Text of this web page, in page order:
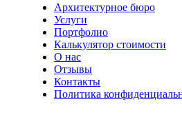
Архитектурное бюро
Услуги
Портфолио
Калькулятор стоимости
О нас
Отзывы
Контакты
Политика